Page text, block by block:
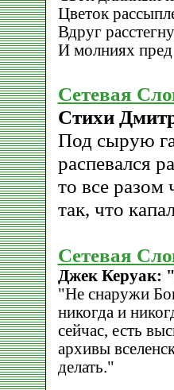
Цветок
Вдруг
И молниях пред
Сетевая
Стихи
Под сырую
распевался
то все разом
так, что
Сетевая
Джек Керуак:
"Не снаружи
никогда и
сейчас, есть
архивы
делать."